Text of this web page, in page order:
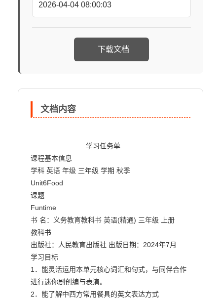
2026-04-04 08:00:03
下载文档
文档内容
课程基本信息
学科 英语 年级 三年级 学期 秋季
Unit6Food
课题
Funtime
书 名：义务教育教科书 英语(精通) 三年级 上册
教科书
出版社：人民教育出版社 出版日期：2024年7月
学习目标
1．能灵活运用本单元核心词汇和句式，与同伴合作
进行迷你剧创编与表演。
2．能了解中西方常用餐具的英文表达方式